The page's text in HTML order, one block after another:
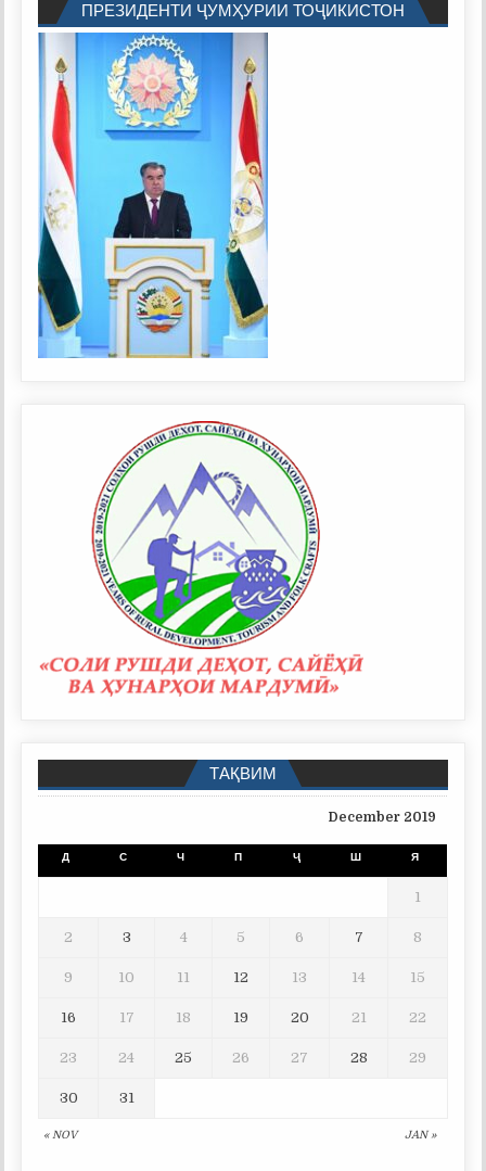
ПРЕЗИДЕНТИ ҶУМҲУРИИ ТОҶИКИСТОН
ТАҚВИМ
December 2019
Д С Ч П Ҷ Ш Я
« NOV JAN »
1
2 3 4 5 6 7 8
9 10 11 12 13 14 15
16 17 18 19 20 21 22
23 24 25 26 27 28 29
30 31